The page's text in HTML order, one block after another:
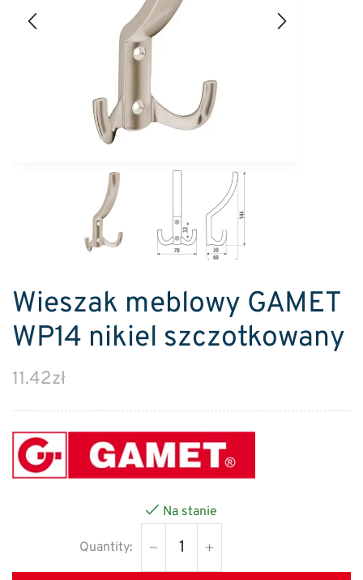
Wieszak meblowy GAMET
WP14 nikiel szczotkowany
11.42zł
Na stanie